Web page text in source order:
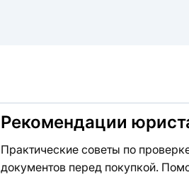
Рекомендации
Практические советы по
документов перед покупкой.